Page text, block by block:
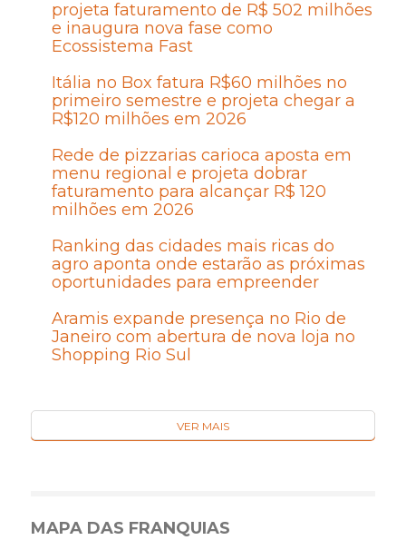
projeta faturamento de R$ 502 milhões
e inaugura nova fase como
Ecossistema Fast
Itália no Box fatura R$60 milhões no
primeiro semestre e projeta chegar a
R$120 milhões em 2026
Rede de pizzarias carioca aposta em
menu regional e projeta dobrar
faturamento para alcançar R$ 120
milhões em 2026
Ranking das cidades mais ricas do
agro aponta onde estarão as próximas
oportunidades para empreender
Aramis expande presença no Rio de
Janeiro com abertura de nova loja no
Shopping Rio Sul
VER MAIS
MAPA DAS FRANQUIAS